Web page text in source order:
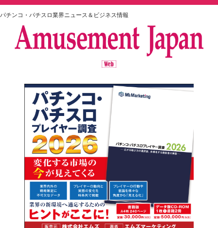
パチンコ・パチスロ業界ニュース＆ビジネス情報